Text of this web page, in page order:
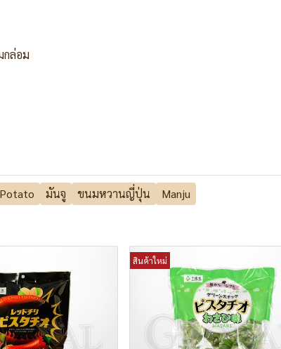
กล่อม
มันจู ขนมหวานญี่ปุ่น Manju
สินค้าใหม่